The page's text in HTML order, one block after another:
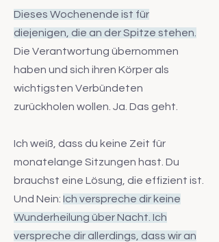
Dieses Wochenende ist für
diejenigen, die an der Spitze stehen.
Die Verantwortung übernommen
haben und sich ihren Körper als
wichtigsten Verbündeten
zurückholen wollen. Ja. Das geht.
Ich weiß, dass du keine Zeit für
monatelange Sitzungen hast. Du
brauchst eine Lösung, die effizient ist.
Und Nein: Ich verspreche dir keine
Wunderheilung über Nacht. Ich
verspreche dir allerdings, dass wir an